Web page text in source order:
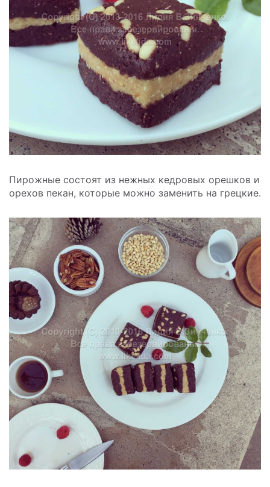
Пирожные состоят из нежных кедровых орешков и
орехов пекан, которые можно заменить на грецкие.